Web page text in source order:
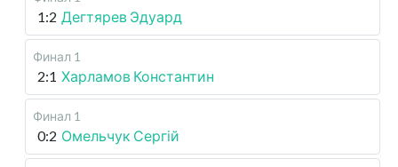
1:2 Дегтярев Эдуард
Финал 1
2:1 Харламов Константин
Финал 1
0:2 Омельчук Сергій